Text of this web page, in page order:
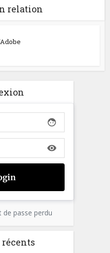
relation
face
visibility
de passe perdu